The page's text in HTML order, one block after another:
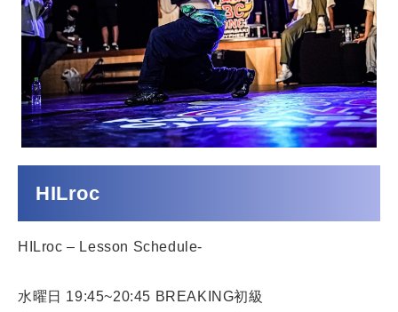
HILroc
HILroc – Lesson Schedule-
水曜日 19:45~20:45 BREAKING初級